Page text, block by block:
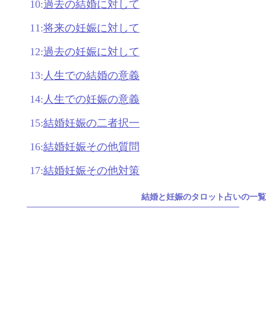
10:過去の結婚に対して
11:将来の妊娠に対して
12:過去の妊娠に対して
13: 人生での結婚の意義
14: 人生での妊娠の意義
15:結婚妊娠の二者択一
16:結婚妊娠その他質問
17:結婚妊娠その他対策
結婚と妊娠のタロット占いの一覧